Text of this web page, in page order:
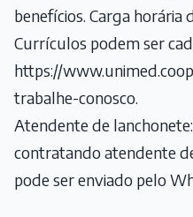
benefícios. Carga horária
Currículos podem ser
https://
trabalhe-conosco.
Atendente de
contratando atendente
pode ser enviado pelo